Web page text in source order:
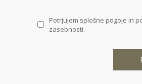
Potrjujem splošne pogoje in
zasebnosti.